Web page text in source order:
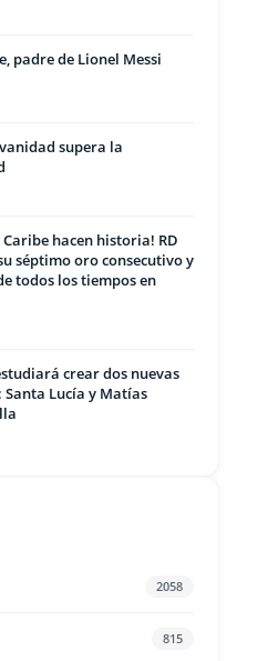
padre de Lionel Messi
supera la
Caribe hacen historia! RD
séptimo oro consecutivo y
todos los tiempos en
crear dos nuevas
Lucía y Matías
2058
815